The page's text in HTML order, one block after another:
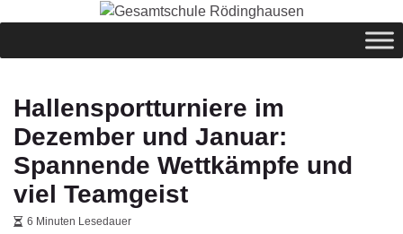
springen
Hallensportturniere im
Dezember und Januar:
Spannende Wettkämpfe und
viel Teamgeist
6 Minuten Lesedauer